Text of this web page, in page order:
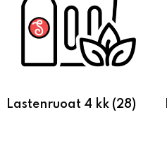
Lastenruoat 4 kk (28)